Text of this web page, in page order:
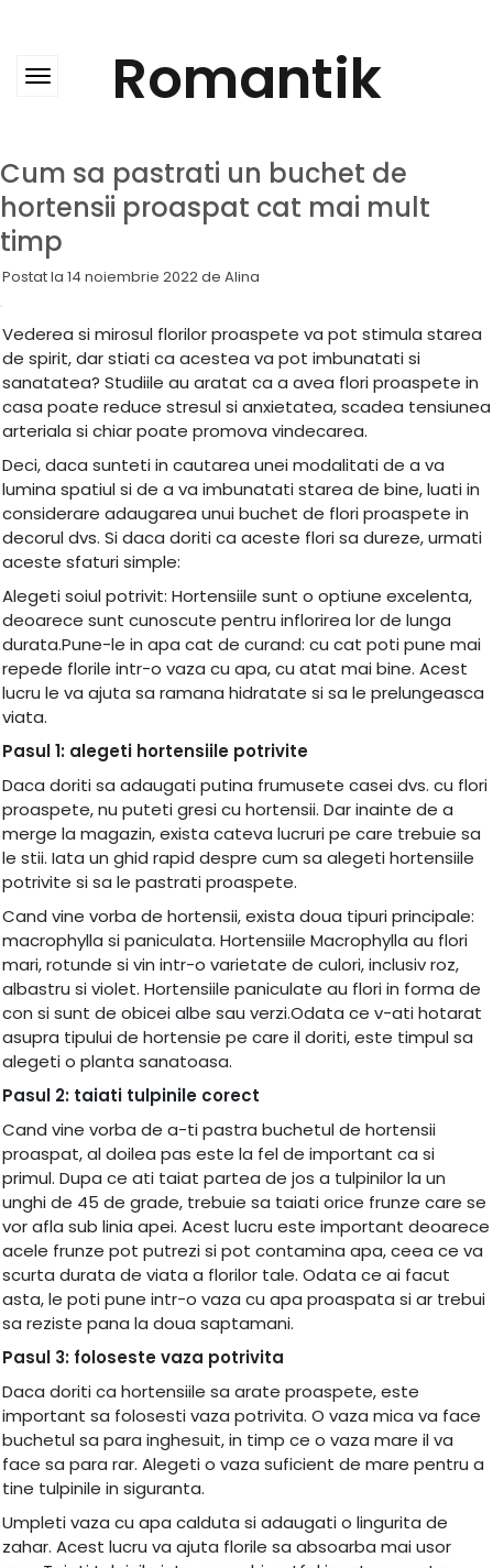
Romantik
Cum sa pastrati un buchet de
hortensii proaspat cat mai mult
timp
Postat la 14 noiembrie 2022de Alina
Vederea si mirosul florilor proaspete va pot stimula starea
de spirit, dar stiati ca acestea va pot imbunatati si
sanatatea? Studiile au aratat ca a avea flori proaspete in
casa poate reduce stresul si anxietatea, scadea tensiunea
arteriala si chiar poate promova vindecarea.
Deci, daca sunteti in cautarea unei modalitati de a va
lumina spatiul si de a va imbunatati starea de bine, luati in
considerare adaugarea unui buchet de flori proaspete in
decorul dvs. Si daca doriti ca aceste flori sa dureze, urmati
aceste sfaturi simple:
Alegeti soiul potrivit: Hortensiile sunt o optiune excelenta,
deoarece sunt cunoscute pentru inflorirea lor de lunga
durata.Pune-le in apa cat de curand: cu cat poti pune mai
repede florile intr-o vaza cu apa, cu atat mai bine. Acest
lucru le va ajuta sa ramana hidratate si sa le prelungeasca
viata.
Pasul 1: alegeti hortensiile potrivite
Daca doriti sa adaugati putina frumusete casei dvs. cu flori
proaspete, nu puteti gresi cu hortensii. Dar inainte de a
merge la magazin, exista cateva lucruri pe care trebuie sa
le stii. Iata un ghid rapid despre cum sa alegeti hortensiile
potrivite si sa le pastrati proaspete.
Cand vine vorba de hortensii, exista doua tipuri principale:
macrophylla si paniculata. Hortensiile Macrophylla au flori
mari, rotunde si vin intr-o varietate de culori, inclusiv roz,
albastru si violet. Hortensiile paniculate au flori in forma de
con si sunt de obicei albe sau verzi.Odata ce v-ati hotarat
asupra tipului de hortensie pe care il doriti, este timpul sa
alegeti o planta sanatoasa.
Pasul 2: taiati tulpinile corect
Cand vine vorba de a-ti pastra buchetul de hortensii
proaspat, al doilea pas este la fel de important ca si
primul. Dupa ce ati taiat partea de jos a tulpinilor la un
unghi de 45 de grade, trebuie sa taiati orice frunze care se
vor afla sub linia apei. Acest lucru este important deoarece
acele frunze pot putrezi si pot contamina apa, ceea ce va
scurta durata de viata a florilor tale. Odata ce ai facut
asta, le poti pune intr-o vaza cu apa proaspata si ar trebui
sa reziste pana la doua saptamani.
Pasul 3: foloseste vaza potrivita
Daca doriti ca hortensiile sa arate proaspete, este
important sa folosesti vaza potrivita. O vaza mica va face
buchetul sa para inghesuit, in timp ce o vaza mare il va
face sa para rar. Alegeti o vaza suficient de mare pentru a
tine tulpinile in siguranta.
Umpleti vaza cu apa calduta si adaugati o lingurita de
zahar. Acest lucru va ajuta florile sa absoarba mai usor